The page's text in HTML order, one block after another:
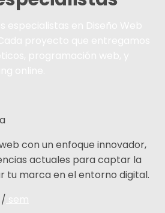
con un enfoque innovador,
actuales para captar la
tu marca en el entorno digital.
/